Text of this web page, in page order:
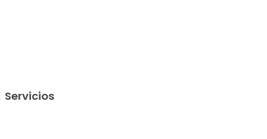
Servicios